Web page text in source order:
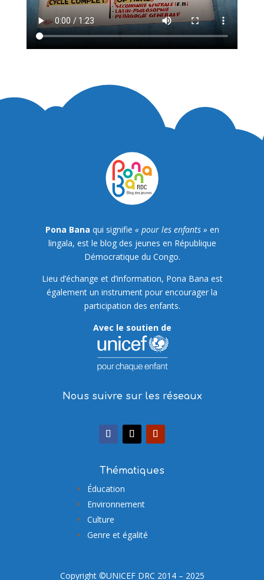
Pona Bana qui signifie « pour les enfants » en
lingala, est le blog des jeunes en République
Démocratique du Congo.
Lieu d’échange et d’information, Pona Bana est
également un instrument pour encourager la
participation des enfants.
Avec le soutien de
Nous suivre sur les réseaux
Thématiques
Éducation
Environnement
Culture
Genre et égalité
Copyright ©UNICEF DRC 2014 – 2025